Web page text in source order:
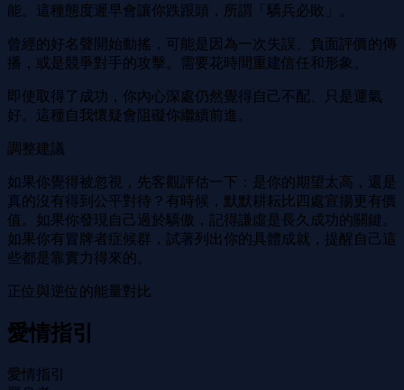
能。這種態度遲早會讓你跌跟頭，所謂「驕兵必敗」。
曾經的好名聲開始動搖，可能是因為一次失誤、負面評價的傳
播，或是競爭對手的攻擊。需要花時間重建信任和形象。
即使取得了成功，你內心深處仍然覺得自己不配、只是運氣
好。這種自我懷疑會阻礙你繼續前進。
調整建議
如果你覺得被忽視，先客觀評估一下：是你的期望太高，還是
真的沒有得到公平對待？有時候，默默耕耘比四處宣揚更有價
值。如果你發現自己過於驕傲，記得謙虛是長久成功的關鍵。
如果你有冒牌者症候群，試著列出你的具體成就，提醒自己這
些都是靠實力得來的。
正位與逆位的能量對比
愛情指引
愛情指引